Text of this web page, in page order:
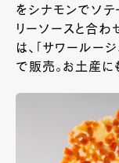
をシナモンでソテ
リーソースと合わ
は、「サワールー
で販売。お土産に